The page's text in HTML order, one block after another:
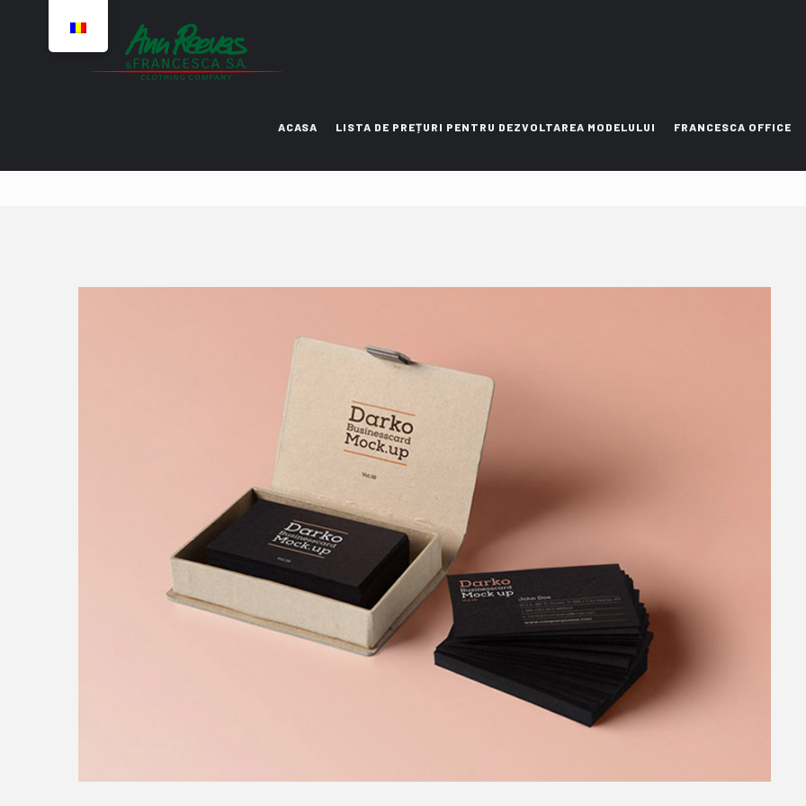
ACASA LISTA DE PREȚURI PENTRU DEZVOLTAREA MODELULUI FRANCESCA OFFICE
Contactează-ne
Moon Street Light Avenue
14/05 Jupiter, JP 80630
Feel Free to Drop Us a Line
Nullam quis risus eget urna mollis ornare vel eu leo. Fusce dapibus, tellus ac cursus commodo, tortor mauris
justo sit amet risus. Integer posuere erat a ante venenatis dapibus posuere velit aliquet. Maecenas faucibus.